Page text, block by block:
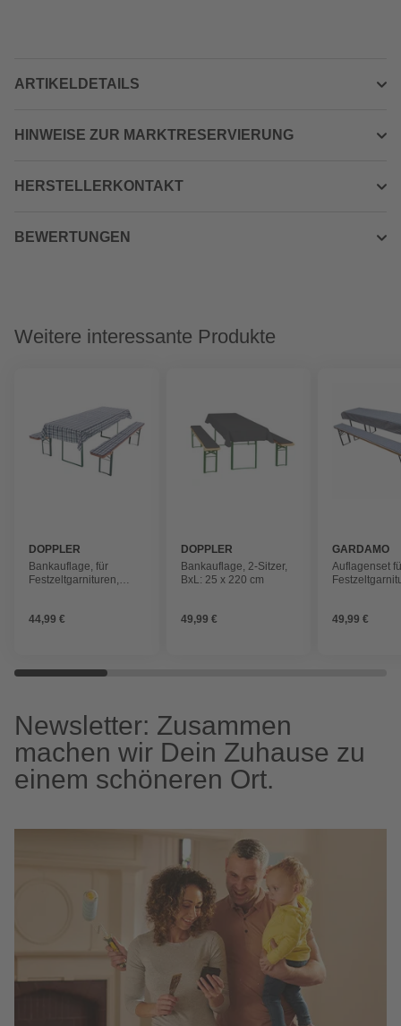
ARTIKELDETAILS
HINWEISE ZUR MARKTRESERVIERUNG
HERSTELLERKONTAKT
BEWERTUNGEN
Weitere interessante Produkte
DOPPLER
Bankauflage, für
Festzeltgarnituren,
44,99 €
DOPPLER
Bankauflage, 2-Sitzer,
BxL: 25 x 220 cm
49,99 €
GARDAMO
Auflagenset
49,99 €
Newsletter: Zusammen
machen wir Dein Zuhause zu
einem schöneren Ort.